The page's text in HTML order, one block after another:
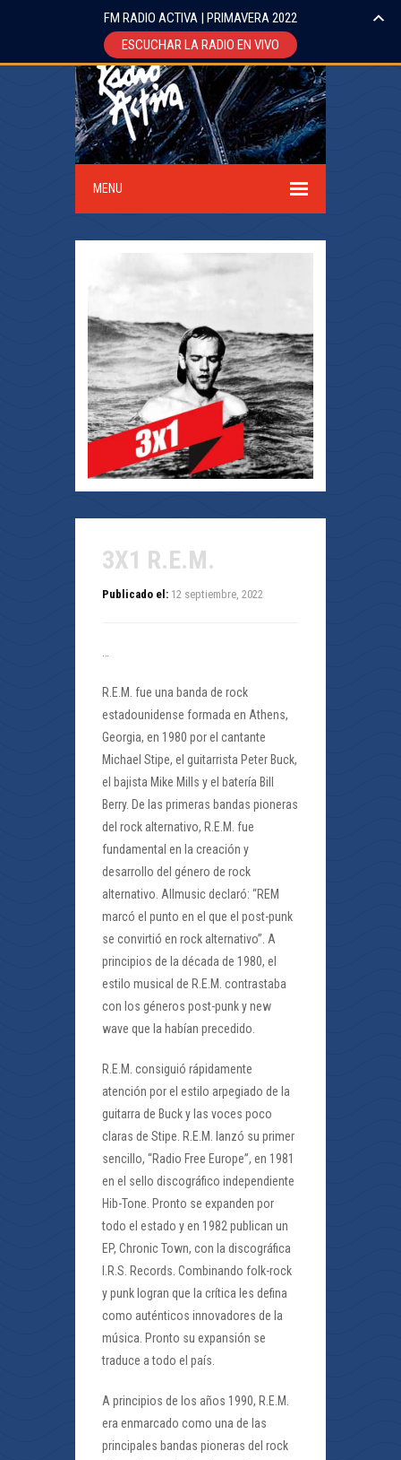
MENU
3X1 R.E.M.
Publicado el: 12 septiembre, 2022
R.E.M. fue una banda de rock
estadounidense formada en Athens,
Georgia, en 1980 por el cantante
Michael Stipe, el guitarrista Peter Buck,
el bajista Mike Mills y el batería Bill
Berry. De las primeras bandas pioneras
del rock alternativo, R.E.M. fue
fundamental en la creación y
desarrollo del género de rock
alternativo. Allmusic declaró: “REM
marcó el punto en el que el post-punk
se convirtió en rock alternativo”. A
principios de la década de 1980, el
estilo musical de R.E.M. contrastaba
con los géneros post-punk y new
wave que la habían precedido.
R.E.M. consiguió rápidamente
atención por el estilo arpegiado de la
guitarra de Buck y las voces poco
claras de Stipe. R.E.M. lanzó su primer
sencillo, “Radio Free Europe”, en 1981
en el sello discográfico independiente
Hib-Tone. Pronto se expanden por
todo el estado y en 1982 publican un
EP, Chronic Town, con la discográfica
I.R.S. Records. Combinando folk-rock
y punk logran que la crítica les defina
como auténticos innovadores de la
música. Pronto su expansión se
traduce a todo el país.
A principios de los años 1990, R.E.M.
era enmarcado como una de las
principales bandas pioneras del rock
FM RADIO ACTIVA | PRIMAVERA 2022
ESCUCHAR LA RADIO EN VIVO